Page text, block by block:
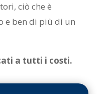
ciò che è
e ben di più di un
a tutti i costi.